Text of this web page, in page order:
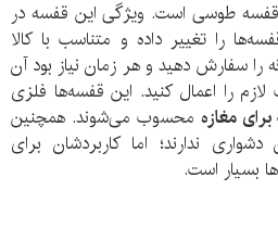
قفسه طوسی است. ویژگی این قفسه در
را تغییر داده و متناسب با کالا
را سفارش دهید و هر زمان نیاز بود آن
لازم را اعمال کنید. این قفسه‌ها فلزی
برای مغازه محسوب می‌شوند. همچنین
ندارند؛ اما کاربردشان برای
بسیار است.